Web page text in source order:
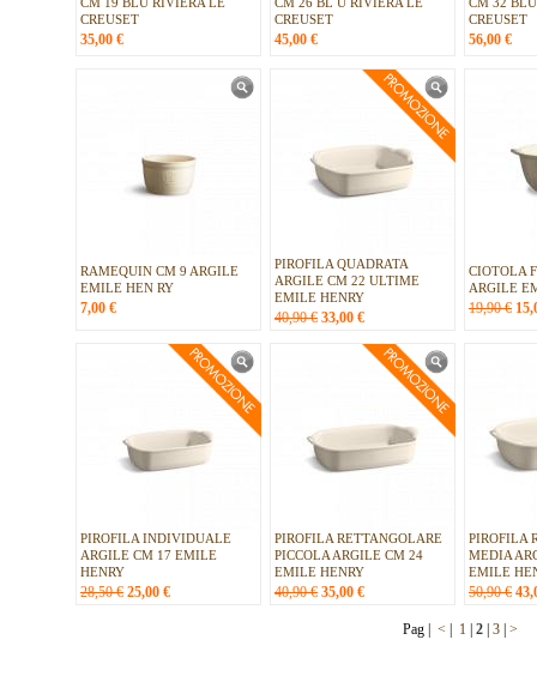
CREUSET
35,00 €
CREUSET
45,00 €
CREUSET
56,00 €
RAMEQUIN CM 9 ARGILE
EMILE HEN RY
7,00 €
PIROFILA QUADRATA
ARGILE CM 22 ULTIME
EMILE HENRY
40,90 € 33,00 €
CIOTOLA
ARGILE
19,90 €
PIROFILA INDIVIDUALE
ARGILE CM 17 EMILE
HENRY
28,50 € 25,00 €
PIROFILA RETTANGOLARE
PICCOLA ARGILE CM 24
EMILE HENRY
40,90 € 35,00 €
PIROFILA
MEDIA
EMILE
50,90 €
Pag | < 1 2 3 >